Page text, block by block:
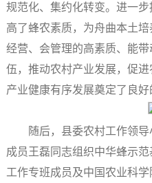
规范化、集约化转变。进一
高了蜂农素质，为舟曲本土
经营、会管理的高素质、能
伍，推动农村产业发展，促
产业健康有序发展奠定了良好
随后，县委农村工作领
成员王磊同志组织中华蜂示
工作专班成员及中国农业科